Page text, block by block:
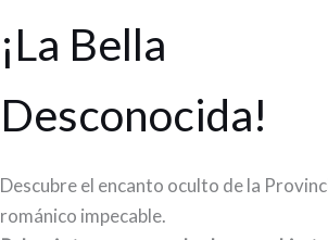
¡La Bella
Desconocida!
Descubre el encanto oculto de la
románico impecable.